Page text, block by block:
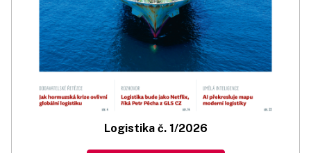
Logistika č. 1/2026